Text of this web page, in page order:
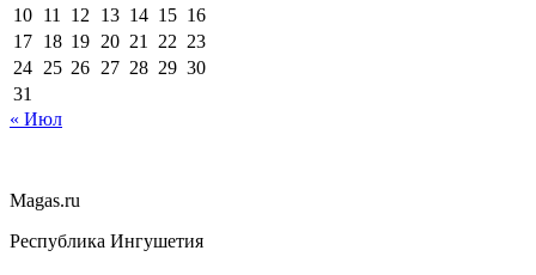
10 11 12 13 14 15 16
17 18 19 20 21 22 23
24 25 26 27 28 29 30
31
« Июл
Magas.ru
Республика Ингушетия